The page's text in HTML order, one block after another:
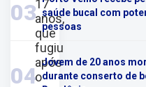
17
anos,
que
fugiu
após
o
03 saúde bucal com
pessoas
04
Jovem de 20 anos
durante conserto de